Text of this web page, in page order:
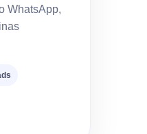
WhatsApp,